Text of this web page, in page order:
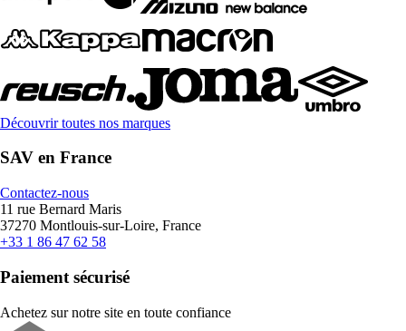
Découvrir toutes nos marques
SAV en France
Contactez-nous
11 rue Bernard Maris
37270 Montlouis-sur-Loire, France
+33 1 86 47 62 58
Paiement sécurisé
Achetez sur notre site en toute confiance